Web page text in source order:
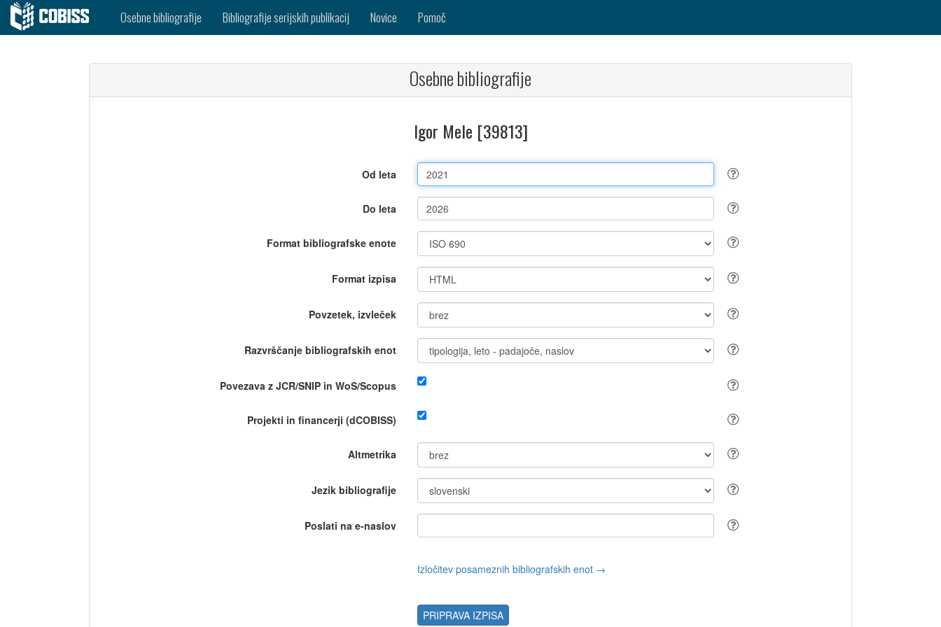
Osebne bibliografije Bibliografije serijskih publikacij Novice Pomoč
Osebne bibliografije
Igor Mele [39813]
Od leta
Do leta
Format bibliografske enote
Format izpisa
Povzetek, izvleček
Razvrščanje bibliografskih enot
Povezava z JCR/SNIP in WoS/Scopus
Projekti in financerji (dCOBISS)
Altmetrika
Jezik bibliografije
Poslati na e-naslov
Izločitev posameznih bibliografskih enot →
PRIPRAVA IZPISA